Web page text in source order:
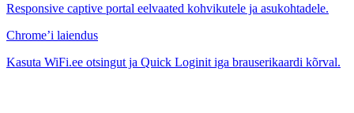
Responsive captive portal eelvaated kohvikutele ja asukohtadele.
Chrome’i laiendus
Kasuta WiFi.ee otsingut ja Quick Loginit iga brauserikaardi kõrval.